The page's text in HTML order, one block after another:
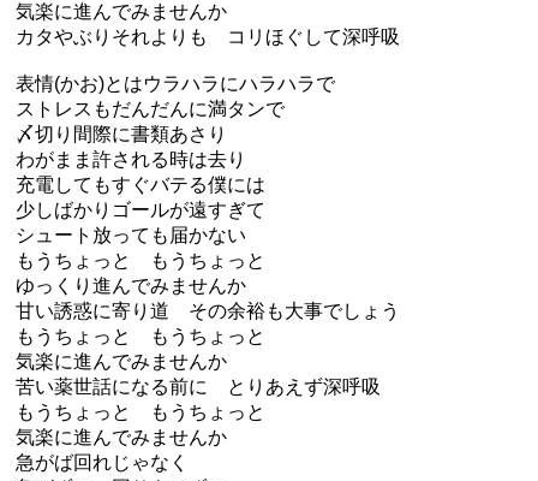
気楽に進んでみませんか
カタやぶりそれよりも コリほぐして深呼吸
表情(かお)とはウラハラにハラハラで
ストレスもだんだんに満タンで
〆切り間際に書類あさり
わがまま許される時は去り
充電してもすぐバテる僕には
少しばかりゴールが遠すぎて
シュート放っても届かない
もうちょっと もうちょっと
ゆっくり進んでみませんか
甘い誘惑に寄り道 その余裕も大事でしょう
もうちょっと もうちょっと
気楽に進んでみませんか
苦い薬世話になる前に とりあえず深呼吸
もうちょっと もうちょっと
気楽に進んでみませんか
急がば回れじゃなく